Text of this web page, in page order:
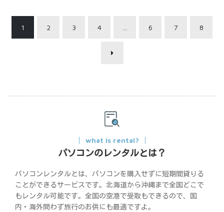
1 2 3 4 6 7 8
what is rental?
パソコンのレンタルとは？
パソコンレンタルとは、パソコンを購入せずに短期間貸りる
ことができるサービスです。北海道から沖縄まで全国どこで
もレンタル可能です。全国の空港で受取もできるので、国
内・海外問わず旅行のお供にも最適ですよ。